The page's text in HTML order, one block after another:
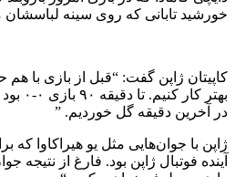
خورشید تابانی که روی سینه
کاپیتان ژاپن گفت: “قبل از بازی با
در آخرین دقیقه گل خوردیم. ”
ژاپن با جوان‌هایی مثل یو هیراکاوا
آینده فوتبال ژاپن بود. فارغ از